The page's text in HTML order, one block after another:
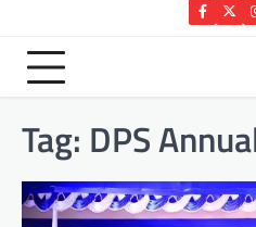
Tag: DPS